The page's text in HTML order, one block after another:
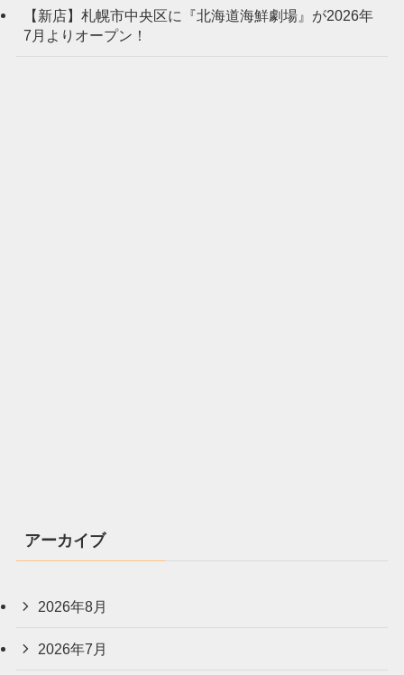
【新店】札幌市中央区に『北海道海鮮劇場』が2026年
7月よりオープン！
アーカイブ
2026年8月
2026年7月